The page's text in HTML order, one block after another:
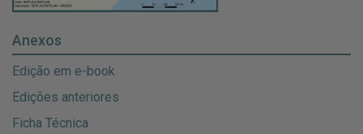
Anexos
Edição em e-book
Edições anteriores
Ficha Técnica